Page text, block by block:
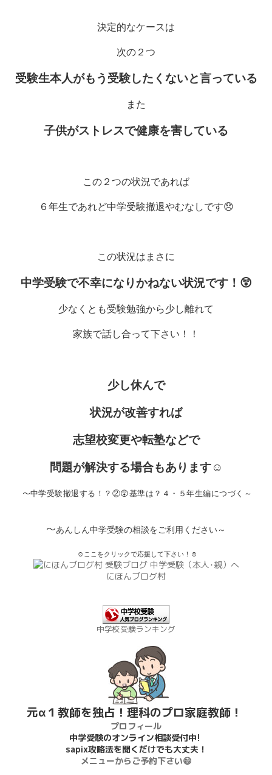
決定的なケースは
次の２つ
受験生本人がもう受験したくないと言っている
また
子供がストレスで健康を害している
この２つの状況であれば
６年生であれど中学受験撤退やむなしです😞
この状況はまさに
中学受験で不幸になりかねない状況です！😲
少なくとも受験勉強から少し離れて
家族で話し合って下さい！！
少し休んで
状況が改善すれば
志望校変更や転塾などで
問題が解決する場合もあります☺
～中学受験撤退する！？②😲基準は？４・５年生編につづく～
～あんしん中学受験の相談をご利用ください～
☺ここをクリックで応援して下さい！☺
にほんブログ村
中学校受験ランキング
元α１教師を独占！理科のプロ家庭教師！
プロフィール
中学受験のオンライン相談受付中!
sapix攻略法を聞くだけでも大丈夫！
メニューからご予約下さい😄